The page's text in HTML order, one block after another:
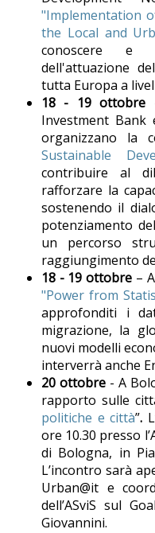
"Implementation
the Local and
conoscere e
dell'attuazione
tutta Europa a
18 - 19 ottobre
Investment Bank
organizzano la
Sustainable
contribuire al
rafforzare la
sostenendo il
potenziamento
un percorso
raggiungimento
18 - 19 ottobre –
"Power from
approfonditi i
migrazione, la
nuovi modelli
interverrà anche
20 ottobre - A
rapporto sulle
politiche e città”.
ore 10.30 presso
di Bologna, in
L’incontro sarà
Urban@it e
dell’ASviS sul
Giovannini.